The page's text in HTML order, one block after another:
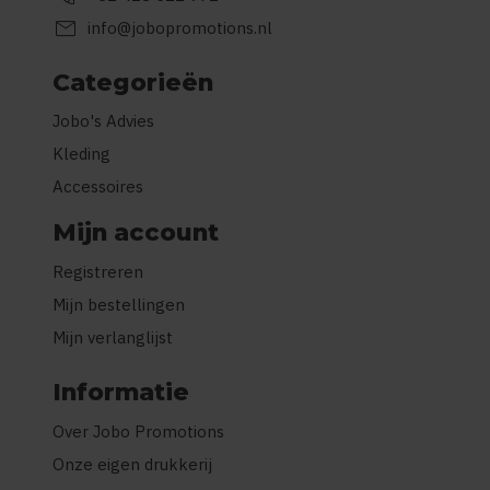
mail info@jobopromotions.nl
Categorieën
Jobo's Advies
Kleding
Accessoires
Mijn account
Registreren
Mijn bestellingen
Mijn verlanglijst
Informatie
Over Jobo Promotions
Onze eigen drukkerij